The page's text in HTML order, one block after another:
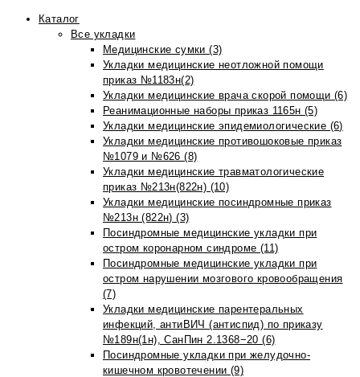
Каталог
Все укладки
Медицинские сумки (3)
Укладки медицинские неотложной помощи
приказ №1183н(2)
Укладки медицинские врача скорой помощи (6)
Реанимационные наборы приказ 1165н (5)
Укладки медицинские эпидемиологические (6)
Укладки медицинские противошоковые приказ
№1079 и №626 (8)
Укладки медицинские травматологические
приказ №213н(822н) (10)
Укладки медицинские посиндромные приказ
№213н (822н) (3)
Посиндромные медицинские укладки при
остром коронарном синдроме (11)
Посиндромные медицинские укладки при
остром нарушении мозгового кровообращения
(7)
Укладки медицинские парентеральных
инфекций, антиВИЧ (антиспид) по приказу
№189н(1н), СанПин 2.1368−20 (6)
Посиндромные укладки при желудочно-
кишечном кровотечении (9)